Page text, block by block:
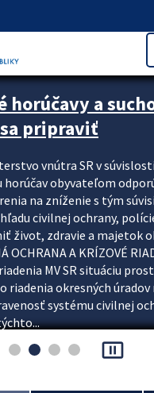
upútavok
horúčavy a
pripraviť
vnútra SR v
horúčav obyvateľom
na zníženie s tým
civilnej ochrany,
život, zdravie a majetok
OCHRANA A KRÍZOVÉ
MV SR situáciu
riadenia okresných
systému civilnej
pause_presentation